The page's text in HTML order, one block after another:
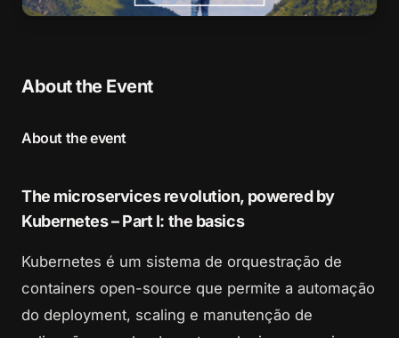
About the Event
About the event
The microservices revolution, powered by
Kubernetes – Part I: the basics
Kubernetes é um sistema de orquestração de
containers open-source que permite a automação
do deployment, scaling e manutenção de